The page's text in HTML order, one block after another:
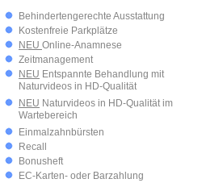
Behindertengerechte Ausstattung
Kostenfreie Parkplätze
NEU Online-Anamnese
Zeitmanagement
NEU Entspannte Behandlung mit
Naturvideos in HD-Qualität
NEU Naturvideos in HD-Qualität im
Wartebereich
Einmalzahnbürsten
Recall
Bonusheft
EC-Karten- oder Barzahlung